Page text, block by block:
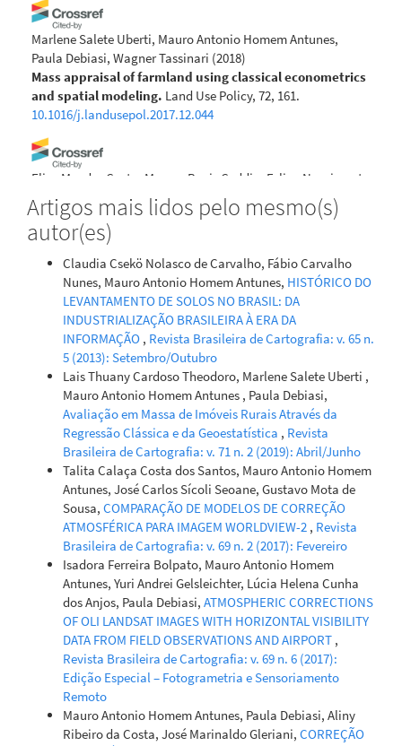
Marlene Salete Uberti, Mauro Antonio Homem Antunes,
Paula Debiasi, Wagner Tassinari (2018)
Mass appraisal of farmland using classical econometrics
and spatial modeling. Land Use Policy, 72, 161.
10.1016/j.landusepol.2017.12.044
Elias Mendes Costa, Marcos Bacis Ceddia, Felipe Nascimento
dos Santos, Laiz de Oliveira Silva, Igor Prata Terra de
Rezende, Douglath Alves Correa Fernandes(2021)
Training pedologist for soil mapping: Contextualizing
methods and its accuracy using the project pedagogy
approach. Revista Brasileira de Ciência do Solo, 45.
10.36783/18069657rbcs20200130
Juan Mateo Rivera-Pérez, Yulie Shimano, Raisa Nicole
Campos Cardoso, Luciano Fogaça de Assis Montag, Thaisa
Sala Michelan, Leandro Juen (2026)
Anthropogenic landscapes change the functional
feeding group diversity of aquatic insects in streams of
the eastern Amazon.Water Biology and Security, 100592.
10.1016/j.watbs.2026.100592
Artigos mais lidos pelo mesmo(s)
autor(es)
Claudia Csekö Nolasco de Carvalho, Fábio Carvalho
Nunes, Mauro Antonio Homem Antunes, HISTÓRICO DO
LEVANTAMENTO DE SOLOS NO BRASIL: DA
INDUSTRIALIZAÇÃO BRASILEIRA À ERA DA
INFORMAÇÃO , Revista Brasileira de Cartografia: v. 65 n.
5 (2013): Setembro/Outubro
Lais Thuany Cardoso Theodoro, Marlene Salete Uberti ,
Mauro Antonio Homem Antunes , Paula Debiasi,
Avaliação em Massa de Imóveis Rurais Através da
Regressão Clássica e da Geoestatística , Revista
Brasileira de Cartografia: v. 71 n. 2 (2019): Abril/Junho
Talita Calaça Costa dos Santos, Mauro Antonio Homem
Antunes, José Carlos Sícoli Seoane, Gustavo Mota de
Sousa, COMPARAÇÃO DE MODELOS DE CORREÇÃO
ATMOSFÉRICA PARA IMAGEM WORLDVIEW-2 , Revista
Brasileira de Cartografia: v. 69 n. 2 (2017): Fevereiro
Isadora Ferreira Bolpato, Mauro Antonio Homem
Antunes, Yuri Andrei Gelsleichter, Lúcia Helena Cunha
dos Anjos, Paula Debiasi, ATMOSPHERIC CORRECTIONS
OF OLI LANDSAT IMAGES WITH HORIZONTAL VISIBILITY
DATA FROM FIELD OBSERVATIONS AND AIRPORT ,
Revista Brasileira de Cartografia: v. 69 n. 6 (2017):
Edição Especial – Fotogrametria e Sensoriamento
Remoto
Mauro Antonio Homem Antunes, Paula Debiasi, Aliny
Ribeiro da Costa, José Marinaldo Gleriani, CORREÇÃO